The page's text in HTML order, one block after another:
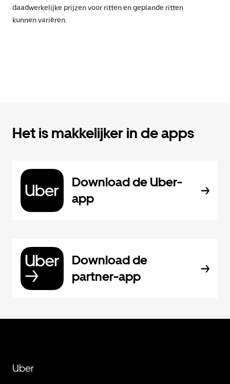
daadwerkelijke prijzen voor ritten en geplande ritten
kunnen variëren.
Het is makkelijker in de apps
Download de Uber-
app
Download de
partner-app
Uber